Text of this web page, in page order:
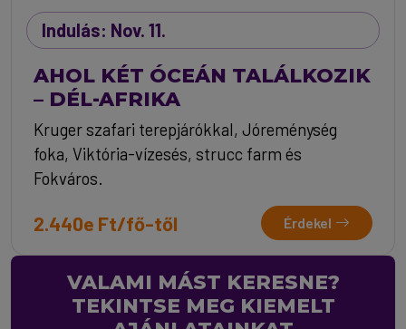
Indulás: Nov. 11.
AHOL KÉT ÓCEÁN TALÁLKOZIK
– DÉL-AFRIKA
Kruger szafari terepjárókkal, Jóreménység
foka, Viktória-vízesés, strucc farm és
Fokváros.
2.440e Ft/fő-től Érdekel
VALAMI MÁST KERESNE?
TEKINTSE MEG KIEMELT